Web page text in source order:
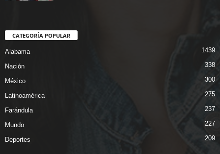
CATEGORÍA POPULAR
Alabama 1439
Nación 338
México 300
Latinoamérica 275
Farándula 237
Mundo 227
Deportes 209